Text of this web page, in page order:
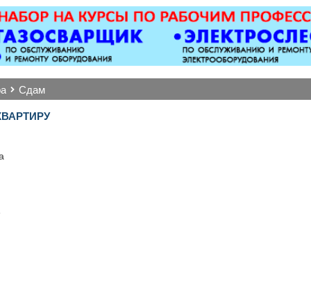
Вывоз мусора.
откатные ворота; все
виды сварочных работ;
металлоконструкции;
бетонные работы
любой сложности.
Пенсионерам скидка
сдам